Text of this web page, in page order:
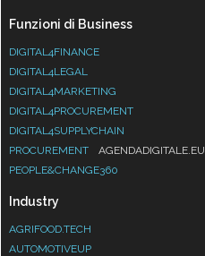
Funzioni di Business
DIGITAL4FINANCE
DIGITAL4LEGAL
DIGITAL4MARKETING
DIGITAL4PROCUREMENT
DIGITAL4SUPPLYCHAIN
PROCUREMENT
AGENDADIGITALE.EU
PEOPLE&CHANGE360
Industry
AGRIFOOD.TECH
AUTOMOTIVEUP